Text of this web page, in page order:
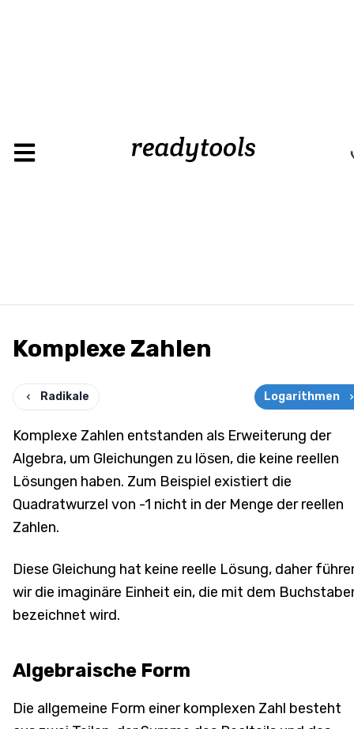
Komplexe Zahlen
Radikale Logarithmen
Komplexe Zahlen entstanden als Erweiterung der
Algebra, um Gleichungen zu lösen, die keine reellen
Lösungen haben. Zum Beispiel existiert die
Quadratwurzel von -1 nicht in der Menge der reellen
Zahlen.
Diese Gleichung hat keine reelle Lösung, daher
wir die imaginäre Einheit ein, die mit dem
bezeichnet wird.
Algebraische Form
Die allgemeine Form einer komplexen Zahl besteht